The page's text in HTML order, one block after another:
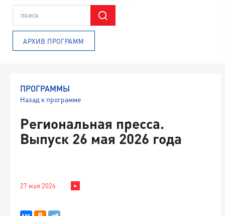
АРХИВ ПРОГРАММ
ПРОГРАММЫ
Назад к программе
Региональная пресса.
Выпуск 26 мая 2026 года
27 мая 2026